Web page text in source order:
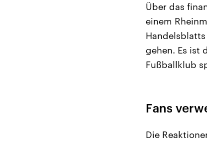
Über das
einem
gehen. Es ist
Fußballklub
Fans
Die